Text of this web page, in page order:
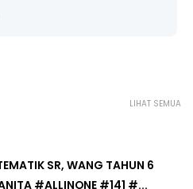
LIHAT SEMUA
SR, WANG TAHUN 6
#ALLINONE #141 #...